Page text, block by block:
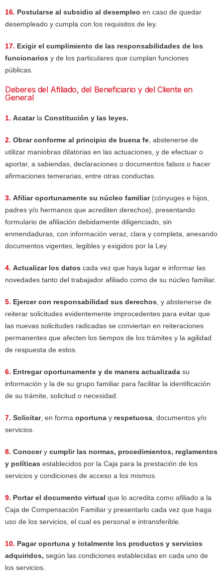
16. Postularse al subsidio al desempleo en caso de quedar
desempleado y cumpla con los requisitos de ley.
17. Exigir el cumplimiento de las responsabilidades de los
funcionarios y de los particulares que cumplan funciones
públicas.
Deberes del Afiliado, del Beneficiario y del Cliente en
General
1. Acatarla Constitución y las leyes.
2. Obrar conforme al principio de buena fe , abstenerse de
utilizar maniobras dilatorias en las actuaciones, y de efectuar o
aportar, a sabiendas, declaraciones o documentos falsos o hacer
afirmaciones temerarias, entre otras conductas.
3. Afiliar oportunamente su núcleo familiar(cónyuges e hijos,
padres y/o hermanos que acrediten derechos), presentando
formulario de afiliación debidamente diligenciado, sin
enmendaduras, con información veraz, clara y completa, anexando
documentos vigentes, legibles y exigidos por la Ley.
4. Actualizar los datos cada vez que haya lugar e informar las
novedades tanto del trabajador afiliado como de su núcleo familiar.
5. Ejercer con responsabilidad sus derechos , y abstenerse de
reiterar solicitudes evidentemente improcedentes para evitar que
las nuevas solicitudes radicadas se conviertan en reiteraciones
permanentes que afecten los tiempos de los trámites y la agilidad
de respuesta de estos.
6. Entregar oportunamente y de manera actualizada su
información y la de su grupo familiar para facilitar la identificación
de su trámite, solicitud o necesidad.
7. Solicitar, en forma oportuna y respetuosa , documentos y/o
servicios.
8. Conocery cumplir las normas, procedimientos, reglamentos
y políticas establecidos por la Caja para la prestación de los
servicios y condiciones de acceso a los mismos.
9. Portar el documento virtual que lo acredita como afiliado a la
Caja de Compensación Familiar y presentarlo cada vez que haga
uso de los servicios, el cual es personal e intransferible.
10. Pagar oportuna y totalmente los productos y servicios
adquiridos, según las condiciones establecidas en cada uno de
los servicios.